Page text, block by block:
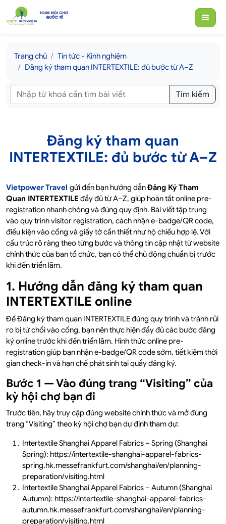
Trang chủ
Tin tức - Kinh nghiệm
Đăng ký tham quan INTERTEXTILE: đủ bước từ A–Z
Tìm kiếm
Đăng ký tham quan
INTERTEXTILE: đủ bước từ A–Z
Vietpower Travel gửi đến bạn hướng dẫnĐăng Ký Tham
Quan INTERTEXTILE đầy đủ từ A–Z, giúp hoàn tất online pre-
registration nhanh chóng và đúng quy định. Bài viết tập trung
vào quy trình visitor registration, cách nhận e-badge/QR code,
điều kiện vào cổng và giấy tờ cần thiết như hộ chiếu hợp lệ. Với
cấu trúc rõ ràng theo từng bước và thông tin cập nhật từ website
chính thức của ban tổ chức, bạn có thể chủ động chuẩn bị trước
khi đến triển lãm.
1. Hướng dẫn đăng ký tham quan
INTERTEXTILE online
Để Đăng ký tham quan INTERTEXTILE đúng quy trình và tránh rủi
ro bị từ chối vào cổng, bạn nên thực hiện đầy đủ các bước đăng
ký online trước khi đến triển lãm. Hình thức online pre-
registration giúp bạn nhận e-badge/QR code sớm, tiết kiệm thời
gian check-in và hạn chế phát sinh tại quầy đăng ký.
Bước 1 — Vào đúng trang “Visiting” của
kỳ hội chợ bạn đi
Trước tiên, hãy truy cập đúng website chính thức và mở đúng
trang “Visiting” theo kỳ hội chợ bạn dự định tham dự:
Intertextile Shanghai Apparel Fabrics – Spring (Shanghai
Spring): https://intertextile-shanghai-apparel-fabrics-
spring.hk.messefrankfurt.com/shanghai/en/planning-
preparation/visiting.html
Intertextile Shanghai Apparel Fabrics – Autumn (Shanghai
Autumn): https://intertextile-shanghai-apparel-fabrics-
autumn.hk.messefrankfurt.com/shanghai/en/planning-
preparation/visiting.html